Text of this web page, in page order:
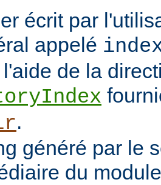
écrit par
appelé
de la
.
généré par le
du